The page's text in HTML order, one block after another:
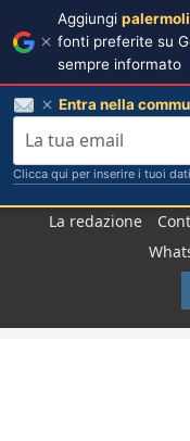
La redazione
Aggiungi
fonti preferite su
sempre informato
Entra nella
Clicca qui per inserire i tuoi dati